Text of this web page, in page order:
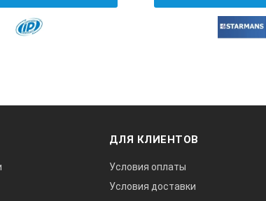
Количество линий в спектре
Расстояние датчик-планшетный компьютер, м, не
— планшетного компьютера
ДЛЯ КЛИЕНТОВ
Условия оплаты
Условия доставки